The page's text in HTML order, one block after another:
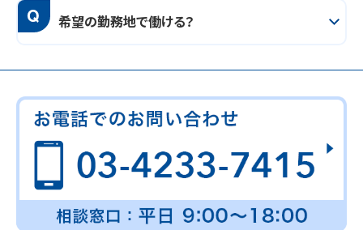
Q 希望の勤務地で働ける？